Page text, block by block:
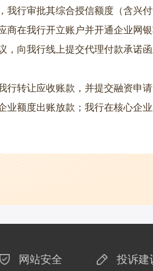
行审批其综合授信额度（含兴付
在我行开立账户并开通企业网银
，向我行线上提交代理付款承诺
转让应收账款，并提交融资申请
业额度出账放款；我行在核心企
网站安全 投诉建